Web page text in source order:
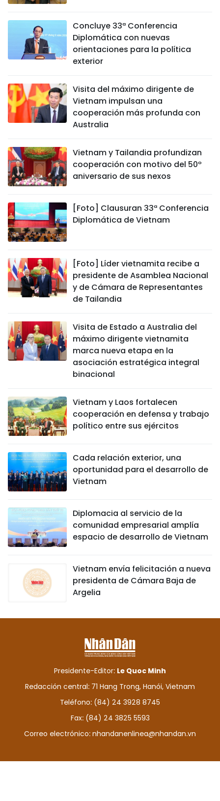
Concluye 33ª Conferencia
Diplomática con nuevas
orientaciones para la política
exterior
Visita del máximo dirigente de
Vietnam impulsan una
cooperación más profunda con
Australia
Vietnam y Tailandia profundizan
cooperación con motivo del 50º
aniversario de sus nexos
[Foto] Clausuran 33ª Conferencia
Diplomática de Vietnam
[Foto] Líder vietnamita recibe a
presidente de Asamblea Nacional
y de Cámara de Representantes
de Tailandia
Visita de Estado a Australia del
máximo dirigente vietnamita
marca nueva etapa en la
asociación estratégica integral
binacional
Vietnam y Laos fortalecen
cooperación en defensa y trabajo
político entre sus ejércitos
Cada relación exterior, una
oportunidad para el desarrollo de
Vietnam
Diplomacia al servicio de la
comunidad empresarial amplía
espacio de desarrollo de Vietnam
Vietnam envía felicitación a nueva
presidenta de Cámara Baja de
Argelia
Presidente-Editor: Le Quoc Minh
Redacción central: 71 Hang Trong, Hanói, Vietnam
Teléfono: (84) 24 3928 8745
Fax: (84) 24 3825 5593
Correo electrónico: nhandanenlinea@nhandan.vn